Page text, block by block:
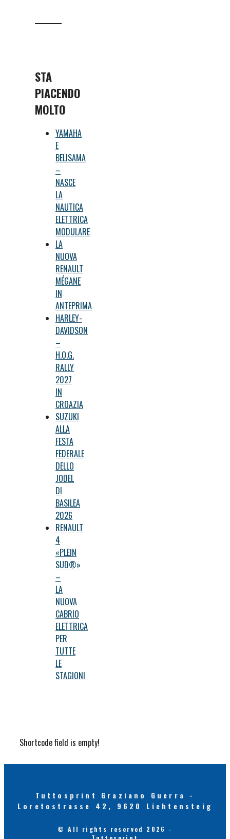
STA
PIACENDO
MOLTO
YAMAHA
E
BELISAMA
–
NASCE
LA
NAUTICA
ELETTRICA
MODULARE
LA
NUOVA
RENAULT
MÉGANE
IN
ANTEPRIMA
HARLEY-
DAVIDSON
–
H.O.G.
RALLY
2027
IN
CROAZIA
SUZUKI
ALLA
FESTA
FEDERALE
DELLO
JODEL
DI
BASILEA
2026
RENAULT
4
«PLEIN
SUD®»
–
LA
NUOVA
CABRIO
ELETTRICA
PER
TUTTE
LE
STAGIONI
Shortcode field is empty!
Tuttosprint Graziano Guerra -
Loretostrasse 42, 9620 Lichtensteig
© All rights reserved 2026 -